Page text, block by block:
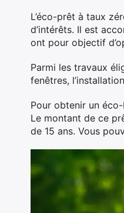
L’éco-prêt à taux
d’intérêts. Il est
ont pour objectif
Parmi les travaux
fenêtres,
Pour obtenir un
Le montant de ce
de 15 ans. Vous